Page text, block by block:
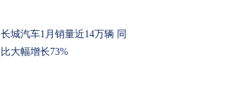
长城汽车1月销量近14万辆 同
比大幅增长73%